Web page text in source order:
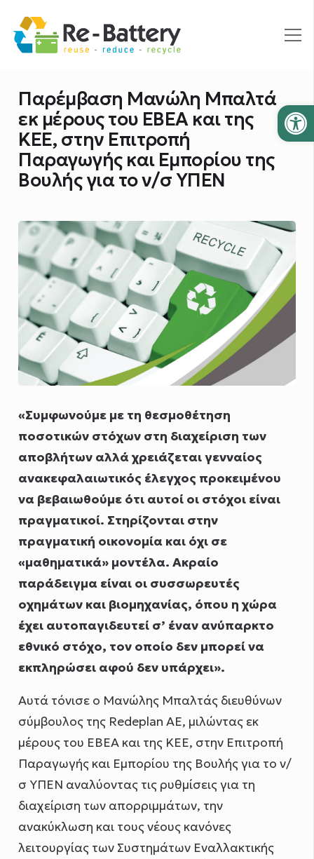
Παρέμβαση Μανώλη Μπαλτά
εκ μέρους του ΕΒΕΑ και της
ΚΕΕ, στην Επιτροπή
Παραγωγής και Εμπορίου της
Βουλής για το ν/σ ΥΠΕΝ
«Συμφωνούμε με τη θεσμοθέτηση
ποσοτικών στόχων στη διαχείριση των
αποβλήτων αλλά χρειάζεται γενναίος
ανακεφαλαιωτικός έλεγχος προκειμένου
να βεβαιωθούμε ότι αυτοί οι στόχοι είναι
πραγματικοί. Στηρίζονται στην
πραγματική οικονομία και όχι σε
«μαθηματικά» μοντέλα. Ακραίο
παράδειγμα είναι οι συσσωρευτές
οχημάτων και βιομηχανίας, όπου η χώρα
έχει αυτοπαγιδευτεί σ’ έναν ανύπαρκτο
εθνικό στόχο, τον οποίο δεν μπορεί να
εκπληρώσει αφού δεν υπάρχει».
Αυτά τόνισε ο Μανώλης Μπαλτάς διευθύνων
σύμβουλος της Redeplan ΑΕ, μιλώντας εκ
μέρους του ΕΒΕΑ και της ΚΕΕ, στην Επιτροπή
Παραγωγής και Εμπορίου της Βουλής για το ν/
σ ΥΠΕΝ αναλύοντας τις ρυθμίσεις για τη
διαχείριση των απορριμμάτων, την
ανακύκλωση και τους νέους κανόνες
λειτουργίας των Συστημάτων Εναλλακτικής